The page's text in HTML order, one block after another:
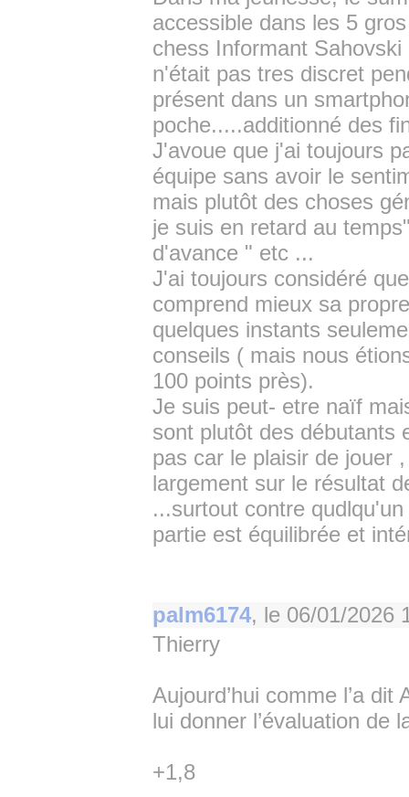
accessible dans les 5
chess Informant
n'était pas tres discret
présent dans un
poche.....additionné des
J'avoue que j'ai toujours
équipe sans avoir le
mais plutôt des choses
je suis en retard au
d'avance " etc ...
J'ai toujours considéré
comprend mieux sa
quelques instants
conseils ( mais nous
100 points près).
Je suis peut- etre naïf
sont plutôt des débutants
pas car le plaisir de jouer
largement sur le résultat
...surtout contre
partie est équilibrée et
palm6174, le 06/01/2026
Thierry
Aujourd’hui comme l’a
lui donner l’évaluation de
+1,8